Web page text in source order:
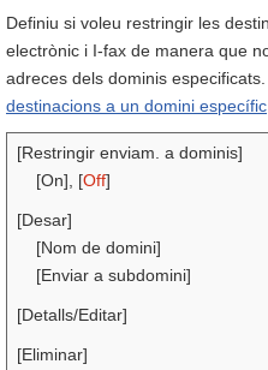
Definiu si voleu restringir les
electrònic i I-fax de manera que
adreces dels dominis especificats.
destinacions a un domini específic
[Restringir enviam. a dominis]
[On], [Off]
[Desar]
[Nom de domini]
[Enviar a subdomini]
[Detalls/Editar]
[Eliminar]